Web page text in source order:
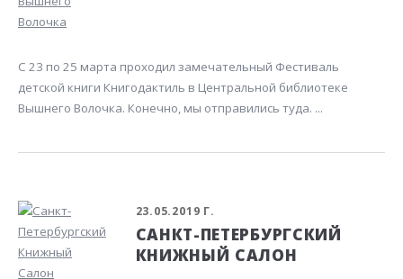
С 23 по 25 марта проходил замечательный Фестиваль
детской книги Книгодактиль в Центральной библиотеке
Вышнего Волочка. Конечно, мы отправились туда. ...
23.05.2019 Г.
САНКТ-ПЕТЕРБУРГСКИЙ
КНИЖНЫЙ САЛОН